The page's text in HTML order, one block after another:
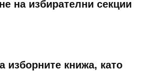
на избирателни секции
изборните книжа, като